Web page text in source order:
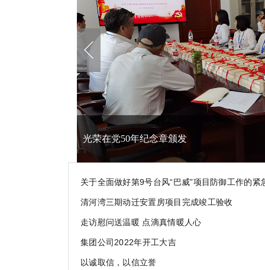
光荣在党50年纪念章颁发
关于全面做好第9号台风“巴威”项目防御工作的紧
清河湾三期动迁安置房项目完成竣工验收
走访慰问送温暖 点滴真情暖人心
集团公司2022年开工大吉
以诚取信，以信立誉